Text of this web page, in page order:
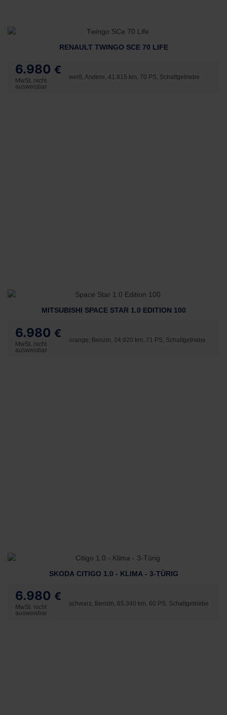
RENAULT TWINGO SCE 70 LIFE
6.980 €
MwSt. nicht
ausweisbar
weiß, Andere, 41.815 km, 70 PS, Schaltgetriebe
MITSUBISHI SPACE STAR 1.0 EDITION 100
6.980 €
MwSt. nicht
ausweisbar
orange, Benzin, 24.920 km, 71 PS, Schaltgetriebe
SKODA CITIGO 1.0 - KLIMA - 3-TÜRIG
6.980 €
MwSt. nicht
ausweisbar
schwarz, Benzin, 65.340 km, 60 PS, Schaltgetriebe